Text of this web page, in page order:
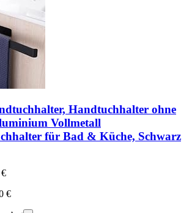
Handtuchhalter ohne
Vollmetall
für Bad & Küche, Schwarz
€